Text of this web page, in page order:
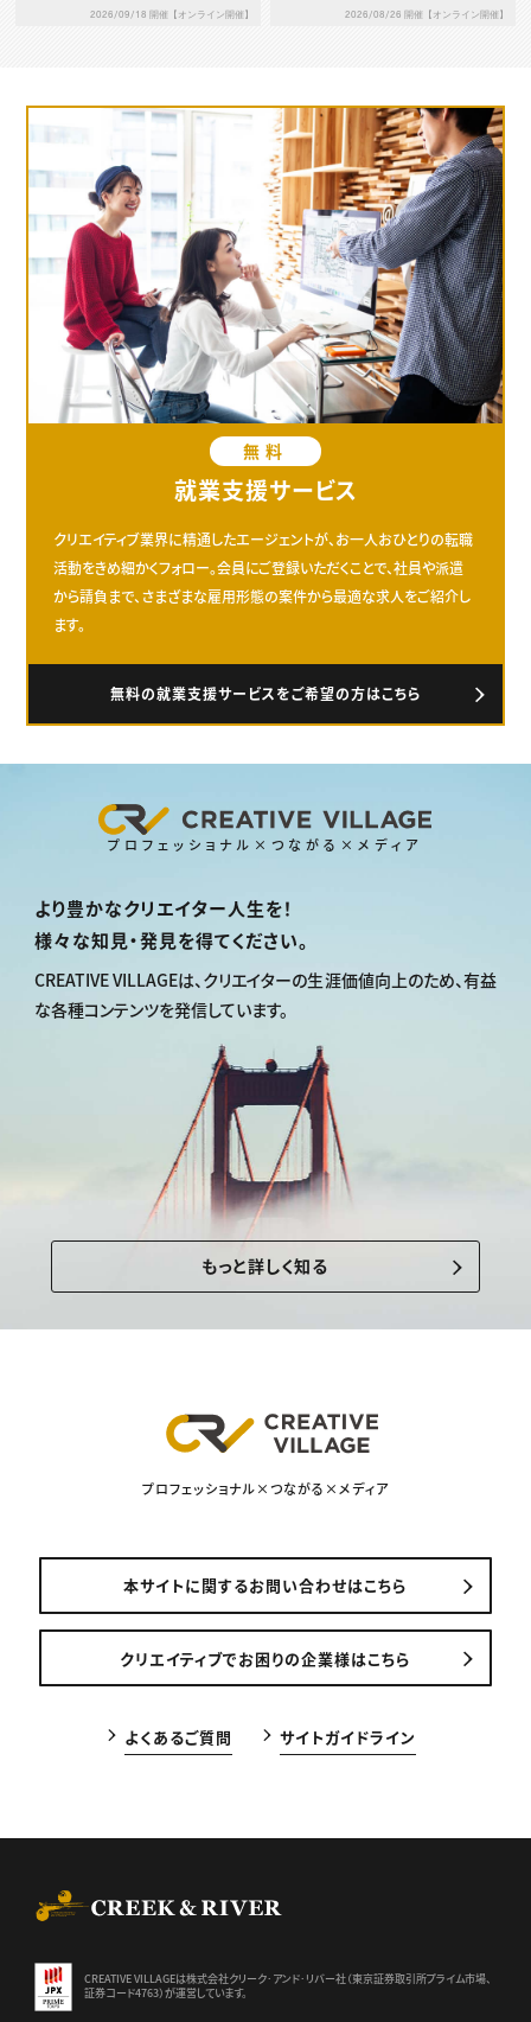
2026/09/18 開催【オンライン開催】 2026/08/26 開催【オンライン開催】
無料
就業支援サービス
クリエイティブ業界に精通したエージェントが、お一人おひとりの転職
活動をきめ細かくフォロー。会員にご登録いただくことで、社員や派遣
から請負まで、さまざまな雇用形態の案件から最適な求人をご紹介し
ます。
無料の就業支援サービスをご希望の方はこちら
プロフェッショナル×つながる×メディア
より豊かなクリエイター人生を！
様々な知見・発見を得てください。
CREATIVE VILLAGEは、 クリエイターの生涯価値向上のため、有益
な各種コンテンツを発信しています。
もっと詳しく知る
プロフェッショナル×つながる×メディア
本サイトに関するお問い合わせはこちら
クリエイティブでお困りの企業様はこちら
よくあるご質問 サイトガイドライン
CREATIVE VILLAGEは株式会社クリーク･アンド･リバー社（東京証券取引所プライム市場、
証券コード4763）が運営しています。